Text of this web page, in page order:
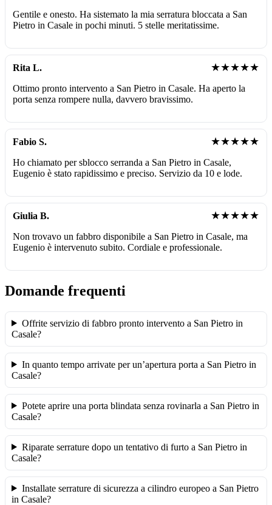
Gentile e onesto. Ha sistemato la mia serratura bloccata a San
Pietro in Casale in pochi minuti. 5 stelle meritatissime.
Rita L. ★★★★★
Ottimo pronto intervento a San Pietro in Casale. Ha aperto la
porta senza rompere nulla, davvero bravissimo.
Fabio S. ★★★★★
Ho chiamato per sblocco serranda a San Pietro in Casale,
Eugenio è stato rapidissimo e preciso. Servizio da 10 e lode.
Giulia B. ★★★★★
Non trovavo un fabbro disponibile a San Pietro in Casale, ma
Eugenio è intervenuto subito. Cordiale e professionale.
Domande frequenti
Offrite servizio di fabbro pronto intervento a San Pietro in
Casale?
In quanto tempo arrivate per un’apertura porta a San Pietro in
Casale?
Potete aprire una porta blindata senza rovinarla a San Pietro in
Casale?
Riparate serrature dopo un tentativo di furto a San Pietro in
Casale?
Installate serrature di sicurezza a cilindro europeo a San Pietro
in Casale?